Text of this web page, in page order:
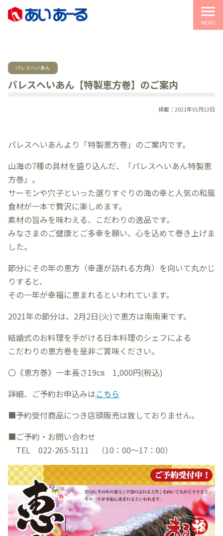
menu
MENU
パレスへいあん
パレスへいあん【特製恵方巻】のご案内
掲載：2021年01月22日
パレスへいあんより「特製恵方巻」のご案内です。
山海の7種の具材を盛り込んだ、「パレスへいあん特製恵
方巻」。
サーモンや穴子といった選りすぐりの海の幸と人気の和風
食材が一本で贅沢に楽しめます。
素材の旨みを味わえる、こだわりの逸品です。
みなさまのご健康とご多幸を願い、心を込めて巻き上げま
した。
節分にその年の恵方（幸運が訪れる方角）を向いて丸かじ
りすると、
その一年が幸福に恵まれるといわれています。
2021年の節分は、2月2日(火)で恵方は南南東です。
結婚式のお料理を手がける日本料理のシェフによる
こだわりの恵方巻を是非ご賞味ください。
〇《恵方巻》一本長さ19㎝ 1,000円(税込)
詳細、ご予約お申込みはこちら
■予約受付商品につき店頭販売は致しておりません。
■ご予約・お問い合わせ
TEL 022-265-5111 （10：00～17：00）